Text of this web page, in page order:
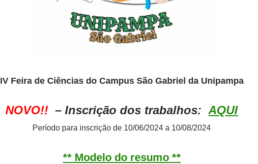
IV Feira de Ciências do Campus São Gabriel da Unipampa
NOVO!! – Inscrição dos trabalhos:AQUI
Período para inscrição de 10/06/2024 a 10/08/2024
** Modelo do resumo **